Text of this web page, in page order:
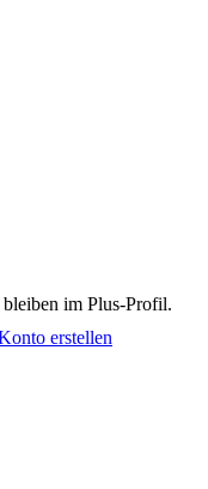
im Plus-Profil.
erstellen